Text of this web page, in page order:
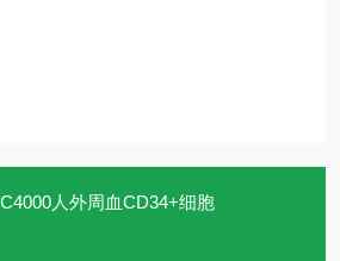
人外周血CD34+细胞